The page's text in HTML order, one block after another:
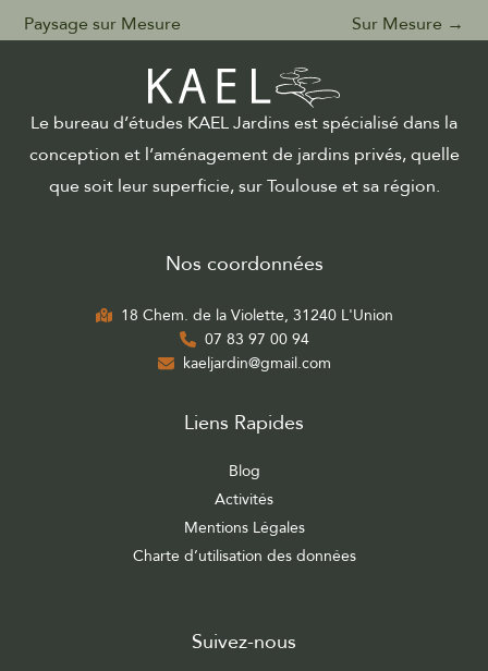
Paysage sur Mesure
Sur Mesure →
Le bureau d’études KAEL Jardins est spécialisé dans la
conception et l’aménagement de jardins privés, quelle
que soit leur superficie, sur Toulouse et sa région.
Nos coordonnées
18 Chem. de la Violette, 31240 L'Union
07 83 97 00 94
kaeljardin@gmail.com
Liens Rapides
Blog
Activités
Mentions Légales
Charte d’utilisation des données
Suivez-nous